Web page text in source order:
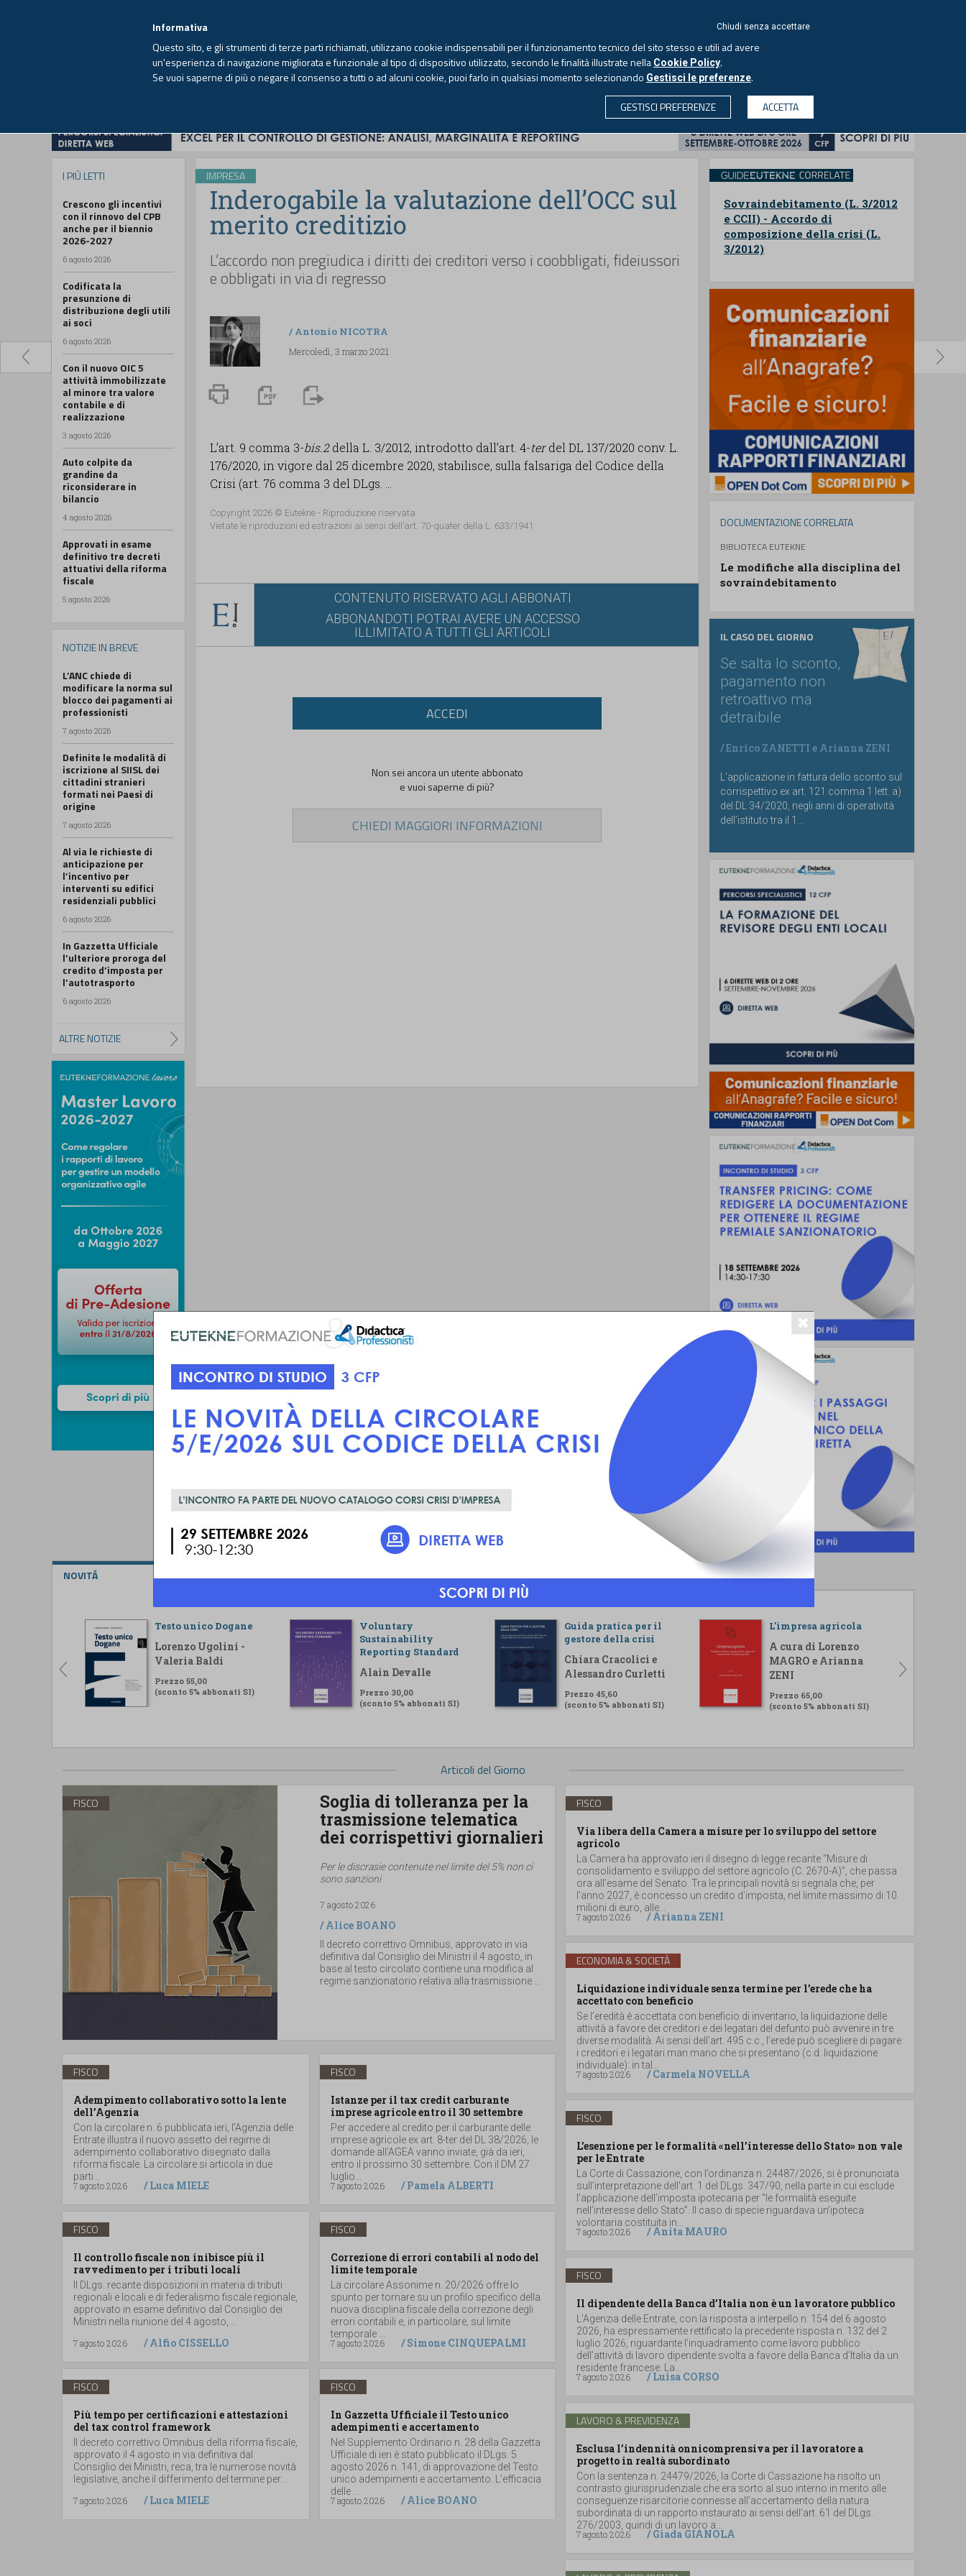
Venerdì, 7 agosto 2026 -Aggiornato alle 6.00
ECONOMIA & SOCIETÀ PROFESSIONI
I PIÙ LETTI
Crescono gli incentivi
con il rinnovo del CPB
anche per il biennio
2026-2027
6 agosto 2026
Codificata la
presunzione di
distribuzione degli utili
ai soci
6 agosto 2026
Con il nuovo OIC 5
attività immobilizzate
al minore tra valore
contabile e di
realizzazione
3 agosto 2026
Auto colpite da
grandine da
riconsiderare in
bilancio
4 agosto 2026
Approvati in esame
definitivo tre decreti
attuativi della riforma
fiscale
5 agosto 2026
NOTIZIE IN BREVE
L’ANC chiede di
modificare la norma sul
blocco dei pagamenti ai
professionisti
7 agosto 2026
Definite le modalità di
iscrizione al SIISL dei
cittadini stranieri
formati nei Paesi di
origine
7 agosto 2026
Al via le richieste di
anticipazione per
l’incentivo per
interventi su edifici
residenziali pubblici
6 agosto 2026
In Gazzetta Ufficiale
l’ulteriore proroga del
credito d’imposta per
l’autotrasporto
6 agosto 2026
ALTRE NOTIZIE
IMPRESA
Inderogabile la valutazione dell’OCC sul
merito creditizio
L’accordo non pregiudica i diritti dei creditori verso i coobbligati, fideiussori
e obbligati in via di regresso
/ Antonio NICOTRA
Mercoledì, 3 marzo 2021
L’art. 9 comma 3-bis.2della L. 3/2012, introdotto dall’art. 4-terdel DL 137/2020 conv. L.
176/2020, in vigore dal 25 dicembre 2020, stabilisce, sulla falsariga del Codice della
Crisi (art. 76 comma 3 del DLgs. ...
Copyright 2026 © Eutekne - Riproduzione riservata
Vietate le riproduzioni ed estrazioni ai sensi dell’art. 70-quater della L. 633/1941
CONTENUTO RISERVATO AGLI ABBONATI
ABBONANDOTI POTRAI AVERE UN ACCESSO
ILLIMITATO A TUTTI GLI ARTICOLI
ACCEDI
Non sei ancora un utente abbonato
e vuoi saperne di più?
CHIEDI MAGGIORI INFORMAZIONI
Sovraindebitamento (L. 3/2012
e CCII) - Accordo di
composizione della crisi (L.
3/2012)
DOCUMENTAZIONE CORRELATA
BIBLIOTECA EUTEKNE
Le modifiche alla disciplina del
sovraindebitamento
IL CASO DEL GIORNO
Se salta lo sconto,
pagamento non
retroattivo ma
detraibile
/Enrico ZANETTI e Arianna ZENI
L’applicazione in fattura dello sconto sul
corrispettivo ex art. 121 comma 1 lett. a)
del DL 34/2020, negli anni di operatività
dell’istituto tra il 1...
NOVITÁ
Testo unico Dogane
Lorenzo Ugolini -
Valeria Baldi
Prezzo 55,00
(sconto 5% abbonati SI)
Voluntary
Sustainability
Reporting Standard
Alain Devalle
Prezzo 30,00
(sconto 5% abbonati SI)
Guida pratica per il
gestore della crisi
Chiara Cracolici e
Alessandro Curletti
Prezzo 45,60
(sconto 5% abbonati SI)
L'impresa agricola
A cura di Lorenzo
MAGRO e Arianna
ZENI
Prezzo 65,00
(sconto 5% abbonati SI)
Articoli del Giorno
FISCO
Soglia di tolleranza per la
trasmissione telematica
dei corrispettivi giornalieri
Per le discrasie contenute nel limite del 5% non ci
sono sanzioni
7 agosto 2026
/Alice BOANO
Il decreto correttivo Omnibus, approvato in via
definitiva dal Consiglio dei Ministri il 4 agosto, in
base al testo circolato contiene una modifica al
regime sanzionatorio relativa alla trasmissione ...
FISCO
Adempimento collaborativo sotto la lente
dell’Agenzia
Con la circolare n. 6 pubblicata ieri, l’Agenzia delle
Entrate illustra il nuovo assetto del regime di
adempimento collaborativo disegnato dalla
riforma fiscale. La circolare si articola in due
parti...
7 agosto 2026
/Luca MIELE
FISCO
Il controllo fiscale non inibisce più il
ravvedimento per i tributi locali
Il DLgs. recante disposizioni in materia di tributi
regionali e locali e di federalismo fiscale regionale,
approvato in esame definitivo dal Consiglio dei
Ministri nella riunione del 4 agosto, ...
7 agosto 2026
/Alfio CISSELLO
FISCO
Più tempo per certificazioni e attestazioni
del tax control framework
Il decreto correttivo Omnibus della riforma fiscale,
approvato il 4 agosto in via definitiva dal
Consiglio dei Ministri, reca, tra le numerose novità
legislative, anche il differimento del termine per...
7 agosto 2026
/Luca MIELE
FISCO
Istanze per il tax credit carburante
imprese agricole entro il 30 settembre
Per accedere al credito per il carburante delle
imprese agricole ex art. 8-ter del DL 38/2026, le
domande all’AGEA vanno inviate, già da ieri,
entro il prossimo 30 settembre. Con il DM 27
luglio...
7 agosto 2026
/Pamela ALBERTI
FISCO
Correzione di errori contabili al nodo del
limite temporale
La circolare Assonime n. 20/2026 offre lo
spunto per tornare su un profilo specifico della
nuova disciplina fiscale della correzione degli
errori contabili e, in particolare, sul limite
temporale ...
7 agosto 2026
/Simone CINQUEPALMI
FISCO
In Gazzetta Ufficiale il Testo unico
adempimenti e accertamento
Nel Supplemento Ordinario n. 28 della Gazzetta
Ufficiale di ieri è stato pubblicato il DLgs. 5
agosto 2026 n. 141, di approvazione del Testo
unico adempimenti e accertamento. L’efficacia
delle ...
7 agosto 2026
/Alice BOANO
FISCO
Via libera della Camera a misure per lo sviluppo del settore
agricolo
La Camera ha approvato ieri il disegno di legge recante “Misure di
consolidamento e sviluppo del settore agricolo (C. 2670-A)”, che passa
ora all’esame del Senato. Tra le principali novità si segnala che, per
l’anno 2027, è concesso un credito d’imposta, nel limite massimo di 10
milioni di euro, alle...
7 agosto 2026
/Arianna ZENI
ECONOMIA & SOCIETÀ
Liquidazione individuale senza termine per l’erede che ha
accettato con beneficio
Se l’eredità è accettata con beneficio di inventario, la liquidazione delle
attività a favore dei creditori e dei legatari del defunto può avvenire in tre
diverse modalità. Ai sensi dell’art. 495 c.c., l’erede può scegliere di pagare
i creditori e i legatari man mano che si presentano (c.d. liquidazione
individuale): in tal...
7 agosto 2026
/Carmela NOVELLA
FISCO
L’esenzione per le formalità «nell’interesse dello Stato» non vale
per le Entrate
La Corte di Cassazione, con l’ordinanza n. 24487/2026, si è pronunciata
sull’interpretazione dell’art. 1 del DLgs. 347/90, nella parte in cui esclude
l’applicazione dell’imposta ipotecaria per “le formalità eseguite
nell’interesse dello Stato”. Il caso di specie riguardava un’ipoteca
volontaria costituita in...
7 agosto 2026
/Anita MAURO
FISCO
Il dipendente della Banca d’Italia non è un lavoratore pubblico
L’Agenzia delle Entrate, con la risposta a interpello n. 154 del 6 agosto
2026, ha espressamente rettificato la precedente risposta n. 132 del 2
luglio 2026, riguardante l’inquadramento come lavoro pubblico
dell’attività di lavoro dipendente svolta a favore della Banca d’Italia da un
residente francese. La...
7 agosto 2026
/Luisa CORSO
LAVORO & PREVIDENZA
Esclusa l’indennità onnicomprensiva per il lavoratore a
progetto in realtà subordinato
Con la sentenza n. 24479/2026, la Corte di Cassazione ha risolto un
contrasto giurisprudenziale che era sorto al suo interno in merito alle
conseguenze risarcitorie connesse all’accertamento della natura
subordinata di un rapporto instaurato ai sensi dell’art. 61 del DLgs.
276/2003, quindi di un lavoro a...
7 agosto 2026
/Giada GIANOLA
Chiudi senza accettare
Informativa
Questo sito, e gli strumenti di terze parti richiamati, utilizzano cookie indispensabili per il funzionamento tecnico del sito stesso e utili ad avere
un'esperienza di navigazione migliorata e funzionale al tipo di dispositivo utilizzato, secondo le finalità illustrate nella Cookie Policy.
Se vuoi saperne di più o negare il consenso a tutti o ad alcuni cookie, puoi farlo in qualsiasi momento selezionando Gestisci le preferenze.
GESTISCI PREFERENZE
ACCETTA